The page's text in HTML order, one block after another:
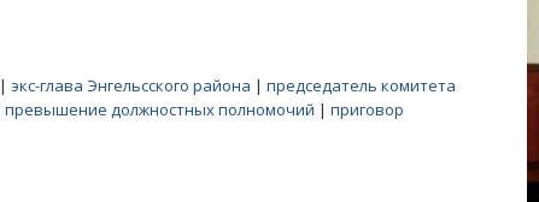
| экс-глава Энгельсского района | председатель комитета
превышение должностных полномочий | приговор